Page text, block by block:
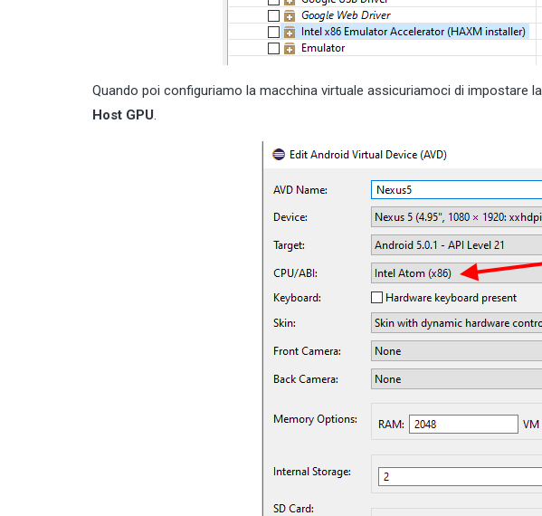
Quando poi configuriamo la macchina virtuale assicuriamoci di impostare la
Host GPU